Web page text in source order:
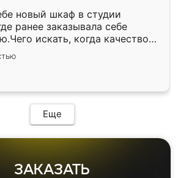
новый шкаф в студии
ранее заказывала себе
искать, когда качеством
Служит кухня уже почти
нет.
Еще
ЗАКАЗАТЬ